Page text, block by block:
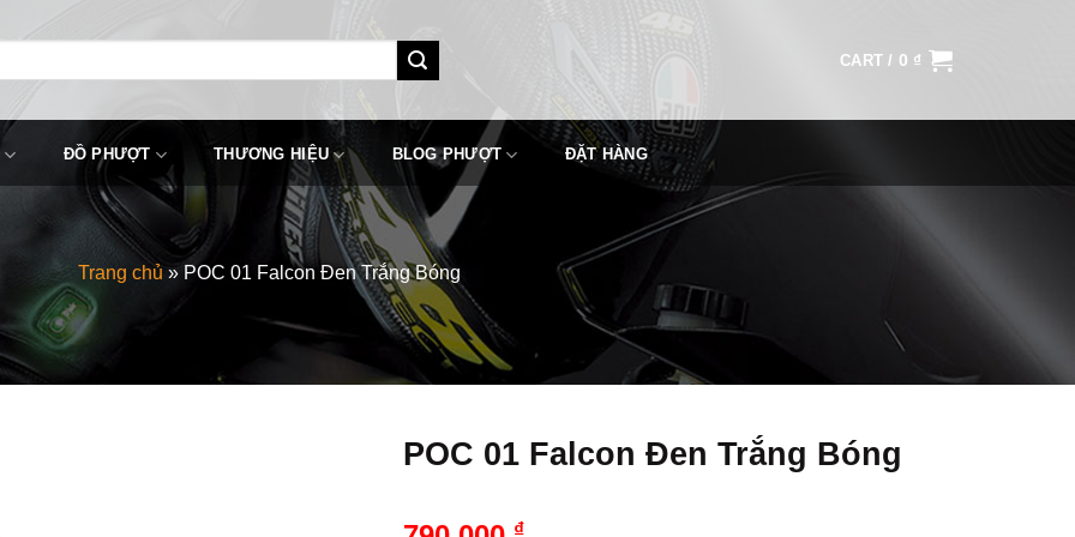
CART / 0 ₫
ĐỒ PHƯỢT THƯƠNG HIỆU BLOG PHƯỢT ĐẶT HÀNG
Trang chủ » POC 01 Falcon Đen Trắng Bóng
POC 01 Falcon Đen Trắng Bóng
₫